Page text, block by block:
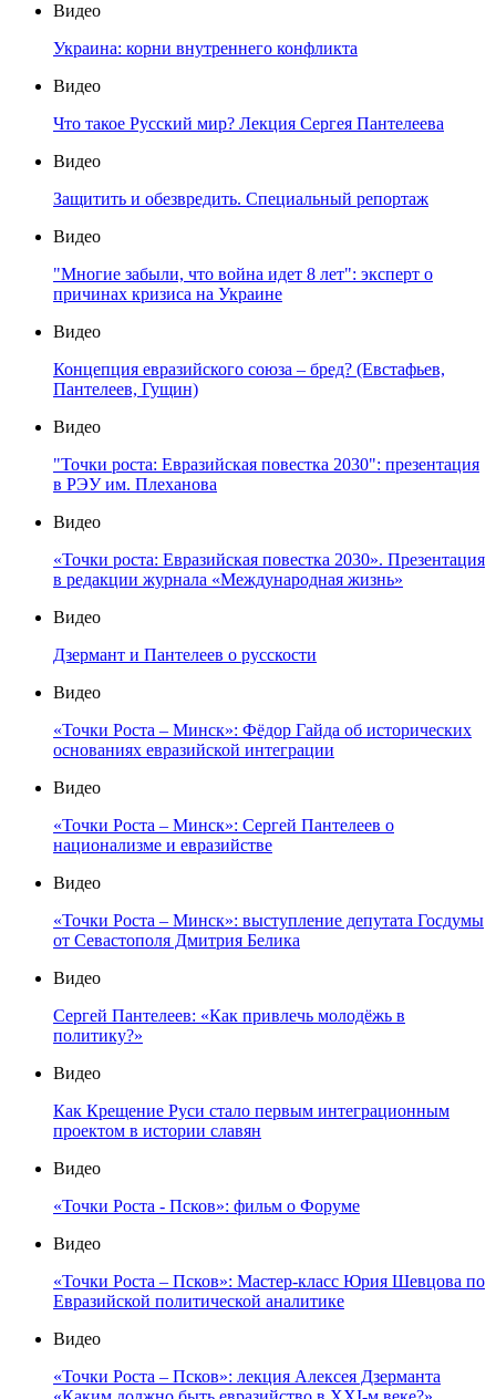
Видео
Украина: корни внутреннего конфликта
Видео
Что такое Русский мир? Лекция Сергея Пантелеева
Видео
Защитить и обезвредить. Специальный репортаж
Видео
"Многие забыли, что война идет 8 лет": эксперт о
причинах кризиса на Украине
Видео
Концепция евразийского союза – бред? (Евстафьев,
Пантелеев, Гущин)
Видео
"Точки роста: Евразийская повестка 2030": презентация
в РЭУ им. Плеханова
Видео
«Точки роста: Евразийская повестка 2030». Презентация
в редакции журнала «Международная жизнь»
Видео
Дзермант и Пантелеев о русскости
Видео
«Точки Роста – Минск»: Фёдор Гайда об исторических
основаниях евразийской интеграции
Видео
«Точки Роста – Минск»: Сергей Пантелеев о
национализме и евразийстве
Видео
«Точки Роста – Минск»: выступление депутата Госдумы
от Севастополя Дмитрия Белика
Видео
Сергей Пантелеев: «Как привлечь молодёжь в
политику?»
Видео
Как Крещение Руси стало первым интеграционным
проектом в истории славян
Видео
«Точки Роста - Псков»: фильм о Форуме
Видео
«Точки Роста – Псков»: Мастер-класс Юрия Шевцова по
Евразийской политической аналитике
Видео
«Точки Роста – Псков»: лекция Алексея Дзерманта